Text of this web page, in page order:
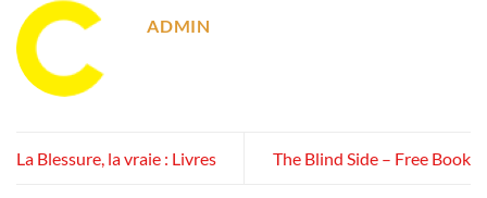
ADMIN
La Blessure, la vraie : Livres The Blind Side – Free Book